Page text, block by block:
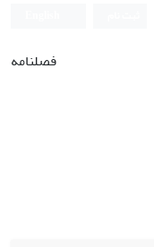
فصلنامه